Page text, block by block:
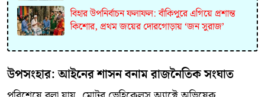
বিহার উপনির্বাচন ফলাফল: বাঁকিপুরে এগিয়ে প্রশান্ত
কিশোর, প্রথম জয়ের দোরগোড়ায় ‘জন সুরাজ’
​উপসংহার: আইনের শাসন বনাম রাজনৈতিক সংঘাত